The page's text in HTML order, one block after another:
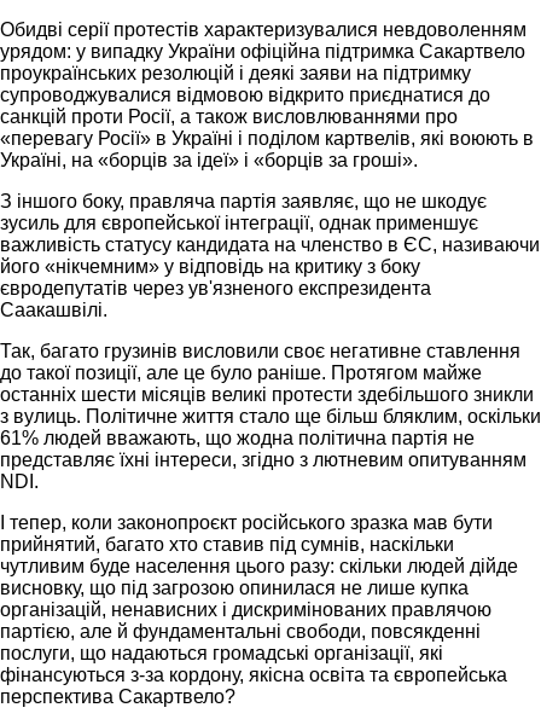
Обидві серії протестів характеризувалися невдоволенням
урядом: у випадку України офіційна підтримка Сакартвело
проукраїнських резолюцій і деякі заяви на підтримку
супроводжувалися відмовою відкрито приєднатися до
санкцій проти Росії, а також висловлюваннями про
«перевагу Росії» в Україні і поділом картвелів, які воюють в
Україні, на «борців за ідеї» і «борців за гроші».
З іншого боку, правляча партія заявляє, що не шкодує
зусиль для європейської інтеграції, однак применшує
важливість статусу кандидата на членство в ЄС, називаючи
його «нікчемним» у відповідь на критику з боку
євродепутатів через ув'язненого експрезидента
Саакашвілі.
Так, багато грузинів висловили своє негативне ставлення
до такої позиції, але це було раніше. Протягом майже
останніх шести місяців великі протести здебільшого зникли
з вулиць. Політичне життя стало ще більш бляклим, оскільки
61% людей вважають, що жодна політична партія не
представляє їхні інтереси, згідно з лютневим опитуванням
NDI.
І тепер, коли законопроєкт російського зразка мав бути
прийнятий, багато хто ставив під сумнів, наскільки
чутливим буде населення цього разу: скільки людей дійде
висновку, що під загрозою опинилася не лише купка
організацій, ненависних і дискримінованих правлячою
партією, але й фундаментальні свободи, повсякденні
послуги, що надаються громадські організації, які
фінансуються з-за кордону, якісна освіта та європейська
перспектива Сакартвело?